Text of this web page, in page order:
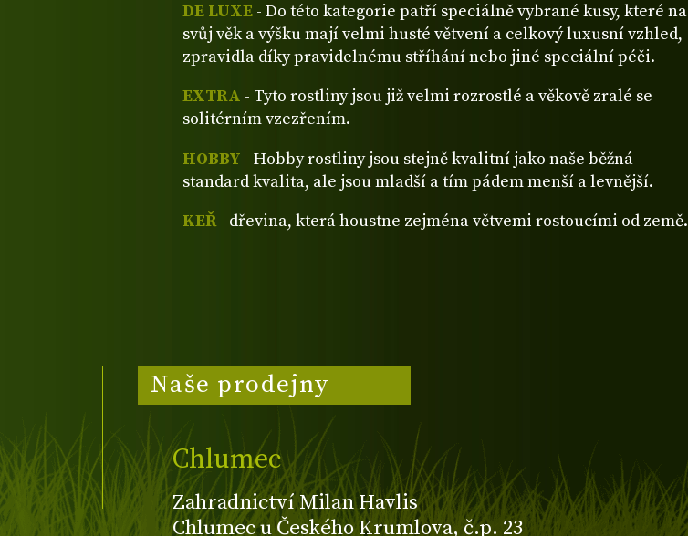
DE LUXE - Do této kategorie patří speciálně vybrané kusy, které na
svůj věk a výšku mají velmi husté větvení a celkový luxusní vzhled,
zpravidla díky pravidelnému stříhání nebo jiné speciální péči.
EXTRA - Tyto rostliny jsou již velmi rozrostlé a věkově zralé se
solitérním vzezřením.
HOBBY - Hobby rostliny jsou stejně kvalitní jako naše běžná
standard kvalita, ale jsou mladší a tím pádem menší a levnější.
KEŘ- dřevina, která houstne zejména větvemi rostoucími od země.
Naše prodejny
Chlumec
Zahradnictví Milan Havlis
Chlumec u Českého Krumlova, č.p. 23